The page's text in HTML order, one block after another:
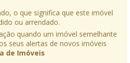
o que significa que este imóvel
ou arrendado.
quando um imóvel semelhante
seus alertas de novos imóveis
de Imóveis